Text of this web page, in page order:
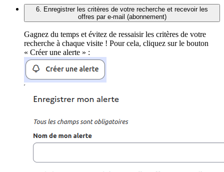
6. Enregistrer les critères de votre recherche et recevoir les
offres par e-mail (abonnement)
Gagnez du temps et évitez de ressaisir les critères de votre
recherche à chaque visite ! Pour cela, cliquez sur le bouton
« Créer une alerte » :